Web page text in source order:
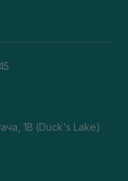
1В (Duck's Lake)